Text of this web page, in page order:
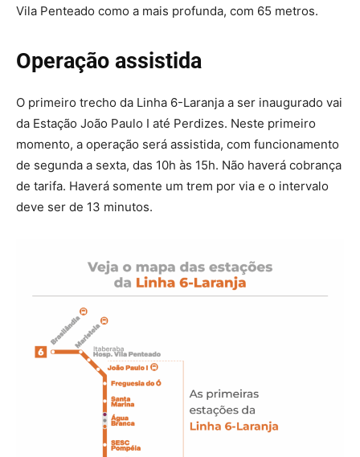
Vila Penteado como a mais profunda, com 65 metros.
Operação assistida
O primeiro trecho da Linha 6-Laranja a ser inaugurado vai
da Estação João Paulo I até Perdizes. Neste primeiro
momento, a operação será assistida, com funcionamento
de segunda a sexta, das 10h às 15h. Não haverá cobrança
de tarifa. Haverá somente um trem por via e o intervalo
deve ser de 13 minutos.